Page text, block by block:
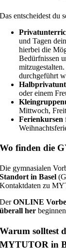
Das entscheidest du
und Tagen
hierbei die
Bedürfnissen
durchgeführt
oder einem
Mittwoch,
Ferienkursen
Wo finden die
Die gymnasialen
Standort in Basel
Kontaktdaten zu
DerONLINE
überall her
Warum solltest
MYTUTOR in